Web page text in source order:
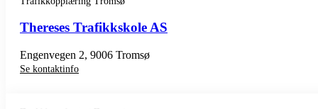
Thereses Trafikkskole AS
Engenvegen 2, 9006 Tromsø
Se kontaktinfo